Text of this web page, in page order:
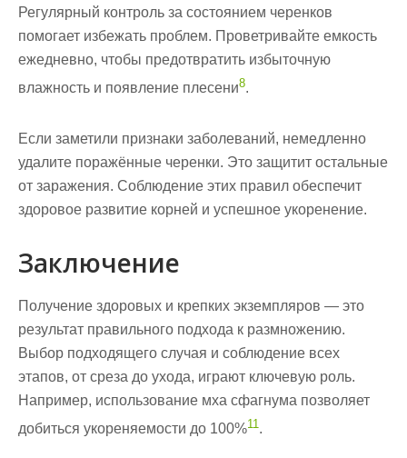
Регулярный контроль за состоянием черенков
помогает избежать проблем. Проветривайте емкость
ежедневно, чтобы предотвратить избыточную
влажность и появление плесени8.
Если заметили признаки заболеваний, немедленно
удалите поражённые черенки. Это защитит остальные
от заражения. Соблюдение этих правил обеспечит
здоровое развитие корней и успешное укоренение.
Заключение
Получение здоровых и крепких экземпляров — это
результат правильного подхода к размножению.
Выбор подходящего случая и соблюдение всех
этапов, от среза до ухода, играют ключевую роль.
Например, использование мха сфагнума позволяет
добиться укореняемости до 100%11 .